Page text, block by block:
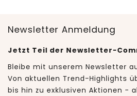
Newsletter Anmeldung
Jetzt Teil der Newsletter-
Bleibe mit unserem Newsletter
Von aktuellen Trend-Highlights
bis hin zu exklusiven Aktionen -